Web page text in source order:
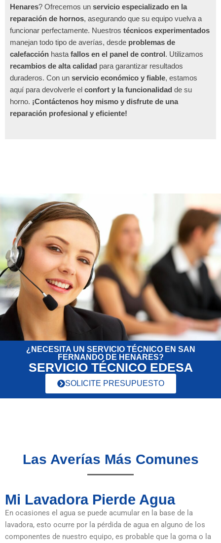
Henares? Ofrecemos un servicio especializado en la
reparación de hornos, asegurando que su equipo vuelva a
funcionar perfectamente. Nuestros técnicos experimentados
manejan todo tipo de averías, desde problemas de
calefacción hasta fallos en el panel de control. Utilizamos
recambios de alta calidad para garantizar resultados
duraderos. Con un servicio económico y fiable, estamos
aquí para devolverle el confort y la funcionalidad de su
horno. ¡Contáctenos hoy mismo y disfrute de una
reparación profesional y eficiente!
¿NECESITA UN SERVICIO TÉCNICO EN SAN
FERNANDO DE HENARES?
SERVICIO TÉCNICO EDESA
SOLICITE PRESUPUESTO
Las Averías Más Comunes
Mi Lavadora Pierde Agua
En ocasiones el agua se puede acumular en la base de la
lavadora, esto ocurre por la pérdida de agua en alguno de los
componentes de nuestro equipo, es probable que la goma o la